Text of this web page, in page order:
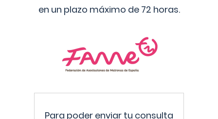
en un plazo máximo de 72 horas.
Para poder enviar tu consulta